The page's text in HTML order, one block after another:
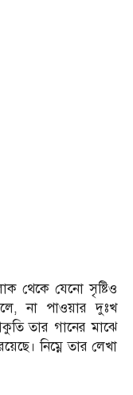
থেকে যেনো সৃষ্টিও
না পাওয়ার দুঃখ
তার গানের মাঝে
নিম্নে তার লেখা